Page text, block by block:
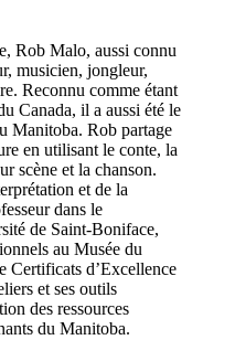
Rob Malo, aussi connu
musicien, jongleur,
Reconnu comme étant
Canada, il a aussi été le
Manitoba. Rob partage
en utilisant le conte, la
scène et la chanson.
et de la
dans le
de Saint-Boniface,
au Musée du
Certificats d’Excellence
et ses outils
des ressources
du Manitoba.